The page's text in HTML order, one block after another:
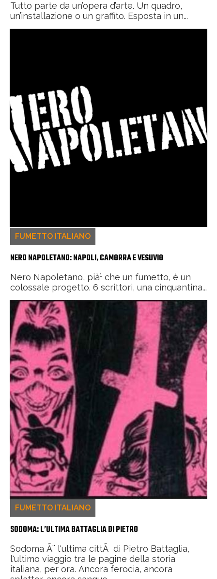
Tutto parte da un’opera d’arte. Un quadro,
un’installazione o un graffito. Esposta in un...
FUMETTO ITALIANO
NERO NAPOLETANO: NAPOLI, CAMORRA E VESUVIO
Nero Napoletano, pià¹ che un fumetto, è un
colossale progetto. 6 scrittori, una cinquantina...
FUMETTO ITALIANO
SODOMA: L’ULTIMA BATTAGLIA DI PIETRO
Sodoma Ã¨ l'ultima cittÃ di Pietro Battaglia,
l'ultimo viaggio tra le pagine della storia
italiana, per ora. Ancora ferocia, ancora